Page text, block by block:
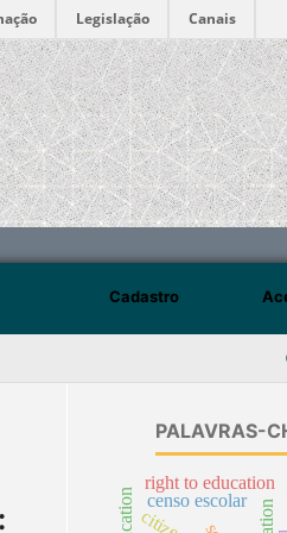
Legislação Canais
Cadastro
PALAVRAS-
right to education
censo escolar